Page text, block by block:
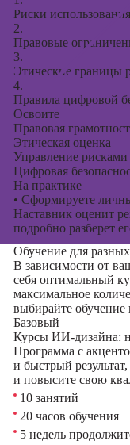
Риски
2.
Правовые
3.
Этические границы
4.
Правила цифровой
Освоите
Правовая
Этическая оценка
Управление рисками
Цифровая
На практике
• Сформируете
Наставник оценит
подробно разберет
Обучение для
В зависимости от
себя оптимальный
максимальное
выбирайте обучение
Базовый
Курсы ИИ-дизайна:
Программа с
и быстрый
и повысите свою
10 занятий
20 часов обучения
5 недель